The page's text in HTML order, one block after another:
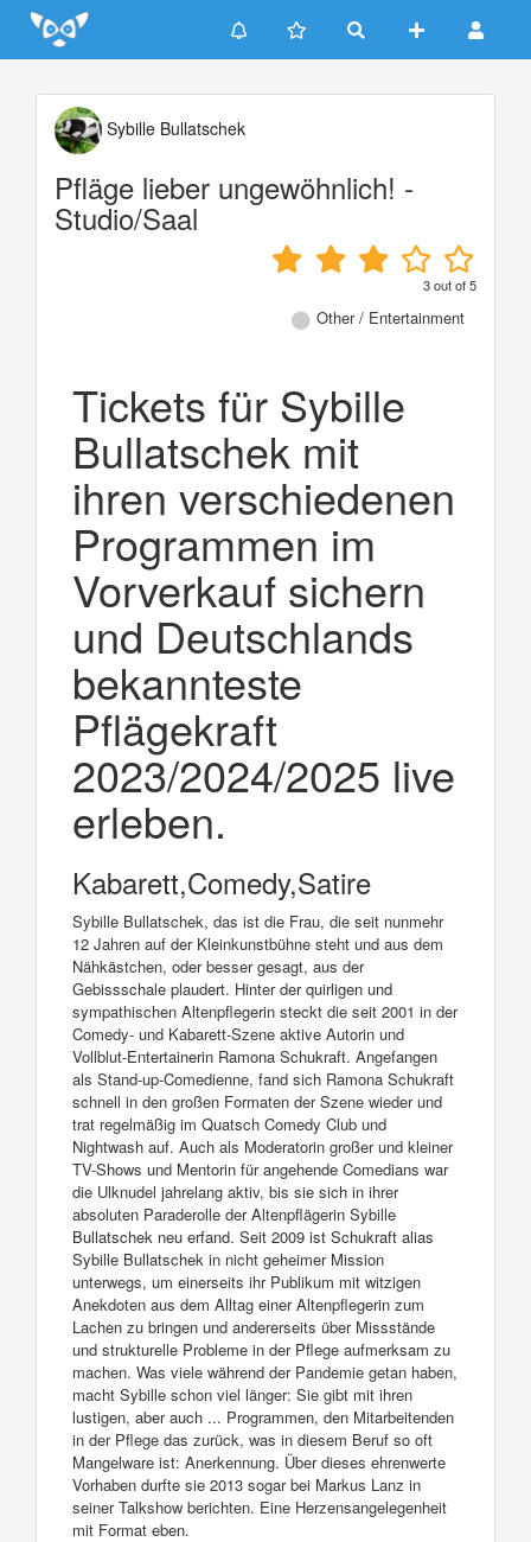
Update cookies preferences
Sybille Bullatschek
Pfläge lieber ungewöhnlich! -
Studio/Saal
3out of5
Other / Entertainment
Tickets für Sybille
Bullatschek mit
ihren verschiedenen
Programmen im
Vorverkauf sichern
und Deutschlands
bekannteste
Pflägekraft
2023/2024/2025 live
erleben.
Kabarett,Comedy,Satire
Sybille Bullatschek, das ist die Frau, die seit nunmehr
12 Jahren auf der Kleinkunstbühne steht und aus dem
Nähkästchen, oder besser gesagt, aus der
Gebissschale plaudert. Hinter der quirligen und
sympathischen Altenpflegerin steckt die seit 2001 in der
Comedy- und Kabarett-Szene aktive Autorin und
Vollblut-Entertainerin Ramona Schukraft. Angefangen
als Stand-up-Comedienne, fand sich Ramona Schukraft
schnell in den großen Formaten der Szene wieder und
trat regelmäßig im Quatsch Comedy Club und
Nightwash auf. Auch als Moderatorin großer und kleiner
TV-Shows und Mentorin für angehende Comedians war
die Ulknudel jahrelang aktiv, bis sie sich in ihrer
absoluten Paraderolle der Altenpflägerin Sybille
Bullatschek neu erfand. Seit 2009 ist Schukraft alias
Sybille Bullatschek in nicht geheimer Mission
unterwegs, um einerseits ihr Publikum mit witzigen
Anekdoten aus dem Alltag einer Altenpflegerin zum
Lachen zu bringen und andererseits über Missstände
und strukturelle Probleme in der Pflege aufmerksam zu
machen. Was viele während der Pandemie getan haben,
macht Sybille schon viel länger: Sie gibt mit ihren
lustigen, aber auch ... Programmen, den Mitarbeitenden
in der Pflege das zurück, was in diesem Beruf so oft
Mangelware ist: Anerkennung. Über dieses ehrenwerte
Vorhaben durfte sie 2013 sogar bei Markus Lanz in
seiner Talkshow berichten. Eine Herzensangelegenheit
mit Format eben.